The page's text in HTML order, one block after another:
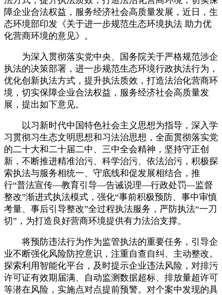
障企业合法权益，服务经济社会高质量发展，近日，生
态环境部印发《关于进一步规范生态环境执法 助力优
化营商环境的意见》。
为深入贯彻落实党中央、国务院关于严格规范涉企
执法的决策部署，进一步规范生态环境行政执法行为，
优化创新执法方式，提升执法质效，打造法治化营商环
境，切实保障企业合法权益，服务经济社会高质量发
展，提出如下意见。
以习新时代中国特色社会主义思想为指导，深入学
习贯彻习生态文明思想和习法治思想，全面贯彻落实党
的二十大和二十届二中、三中全会精神，坚持守正创
新，不断推进精准治污、科学治污、依法治污，积极探
索执法与服务相统一、守底线和促发展相结合，推
行“普法宣传—教育引导—告诫说理—行政处罚—监督
整改”渐进式执法模式，强化“事前积极预防、事中审慎
考量、事后引导整改”全过程执法服务，严防执法“一刀
切”，为打造良好营商环境提供有力法治支撑。
将预防违法行为作为监管执法的重要任务，引导企
业不断强化风险防控意识，注重自查自纠、主动整改。
探索利用智能化平台，及时提示企业违法风险，对排污
许可证有效期届满、自动监测数据超标、排放量超许可
等潜在风险，实施点对点提前预警。对个案中发现的具